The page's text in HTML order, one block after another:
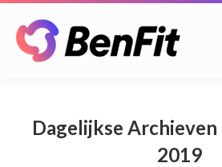
Dagelijkse Archieven
2019